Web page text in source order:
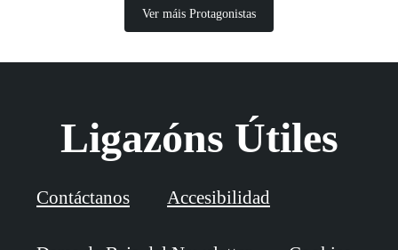
Ver máis Protagonistas
Ligazóns Útiles
Contáctanos Accesibilidad